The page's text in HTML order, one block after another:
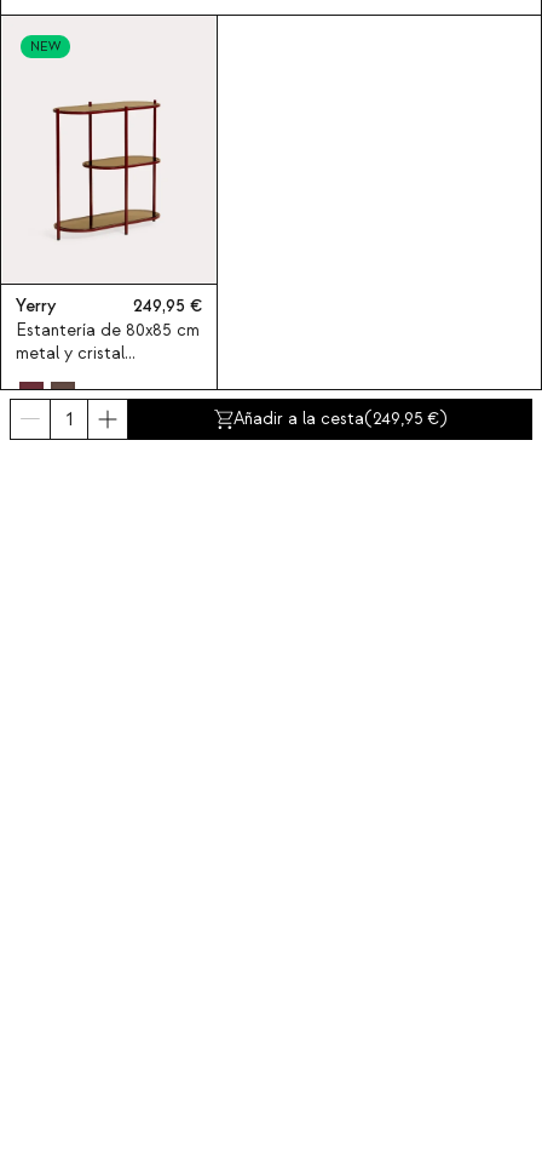
Añadir a la cesta(249,95 )
NEW
Yerry
249,95
Estantería de 80x85 cm
metal y cristal
templado Yerry